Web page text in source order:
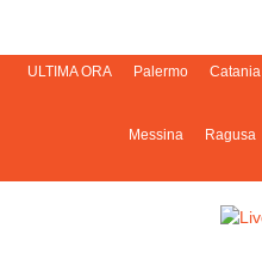
ULTIMA ORA Palermo Catania
Messina Ragusa